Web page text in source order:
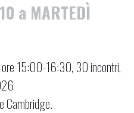
a MARTEDÌ
ore 15:00-16:30, 30 incontri,
Cambridge.